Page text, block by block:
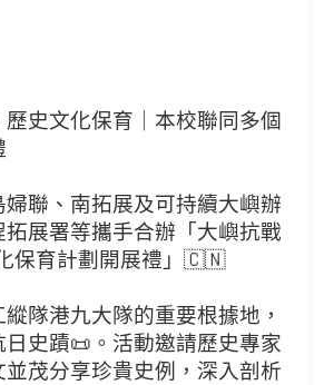
史文化保育｜本校聯同多個
聯、南拓展及可持續大嶼辦
拓展署等攜手合辦「大嶼抗戰
保育計劃開展禮」🇨🇳
隊港九大隊的重要根據地，
史蹟📜。活動邀請歷史專家
茂分享珍貴史例，深入剖析